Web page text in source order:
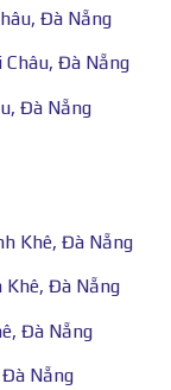
Đà Nẵng
Đà Nẵng
Đà Nẵng
Khê, Đà Nẵng
Đà Nẵng
Đà Nẵng
Nẵng